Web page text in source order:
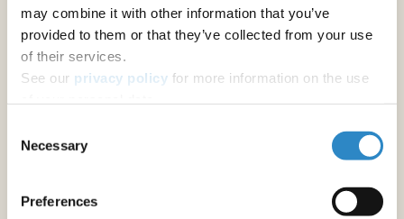
may combine it with other information that you’ve
provided to them or that they’ve collected from your use
of their services.
See our privacy policy for more information on the use
Selection
Necessary
Preferences
その他の著者向けサービス
アブストラクトの校正